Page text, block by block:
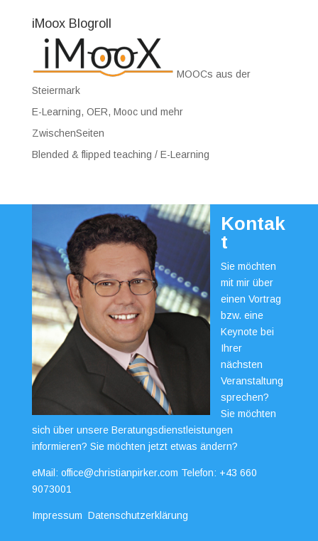
iMoox Blogroll
MOOCs aus der
Steiermark
E-Learning, OER, Mooc und mehr
ZwischenSeiten
Blended & flipped teaching / E-Learning
Kontak
t
Sie möchten
mit mir über
einen Vortrag
bzw. eine
Keynote bei
Ihrer
nächsten
Veranstaltung
sprechen?
Sie möchten
sich über unsere Beratungsdienstleistungen
informieren? Sie möchten jetzt etwas ändern?
eMail: office@christianpirker.com Telefon: +43 660
9073001
Impressum Datenschutzerklärung